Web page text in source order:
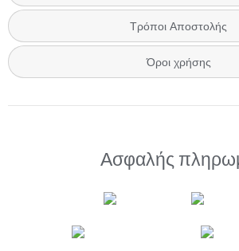
Τρόποι Αποστολής
Όροι χρήσης
Ασφαλής